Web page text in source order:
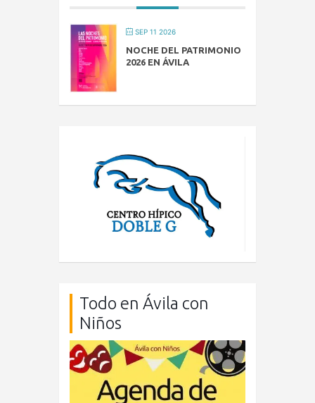
SEP 11 2026
NOCHE DEL PATRIMONIO
2026 EN ÁVILA
Todo en Ávila con
Niños